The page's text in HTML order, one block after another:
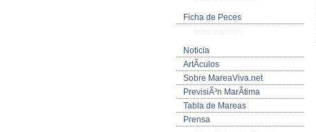
Ficha de Peces
Noticia
ArtÃ­culos
Sobre MareaViva.net
PrevisiÃ³n MarÃ­tima
Tabla de Mareas
Prensa